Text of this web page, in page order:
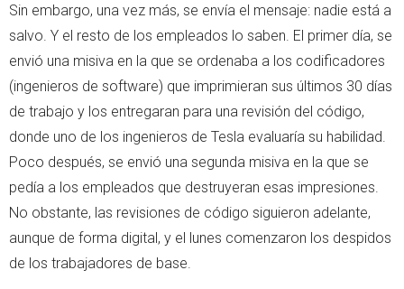
Sin embargo, una vez más, se envía el mensaje: nadie está a
salvo. Y el resto de los empleados lo saben. El primer día, se
envió una misiva en la que se ordenaba a los codificadores
(ingenieros de software) que imprimieran sus últimos 30 días
de trabajo y los entregaran para una revisión del código,
donde uno de los ingenieros de Tesla evaluaría su habilidad.
Poco después, se envió una segunda misiva en la que se
pedía a los empleados que destruyeran esas impresiones.
No obstante, las revisiones de código siguieron adelante,
aunque de forma digital, y el lunes comenzaron los despidos
de los trabajadores de base.